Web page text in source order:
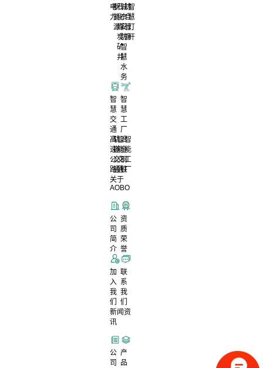
电
力
新
能
源
石
化
煤
炭
矿
井
城
市
安
防
综
合
管
廊
智
慧
灯
杆
智
慧
水
务
智
慧
交
通
高
速
公
路
轨
道
交
通
智
能
交
通
智
慧
工
厂
冶
金
钢
铁
智
能
工
厂
关于
AOBO
公
司
简
介
资
质
荣
誉
加
入
我
们
联
系
我
们
新闻资
讯
公
司
产
品